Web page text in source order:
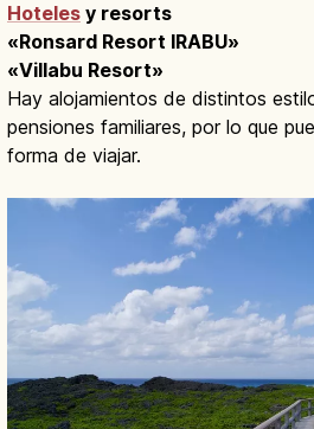
Hoteles y resorts
«Ronsard Resort IRABU»
«Villabu Resort»
Hay alojamientos de distintos
pensiones familiares, por lo que
forma de viajar.